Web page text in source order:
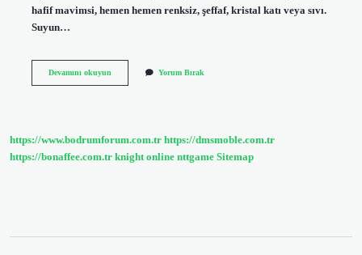
hafif mavimsi, hemen hemen renksiz, şeffaf, kristal katı veya sıvı.
Suyun…
Devamını okuyunSuyun
Yorum Bırak
https://www.bodrumforum.com.tr https://dmsmoble.com.tr
https://bonaffee.com.tr knight online nttgame Sitemap